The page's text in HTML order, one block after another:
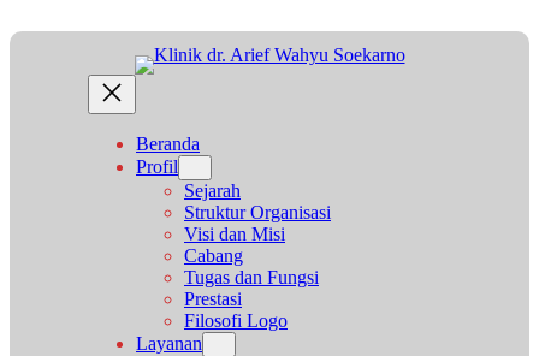
ke
Beranda
Profil
Sejarah
Struktur Organisasi
Visi dan Misi
Cabang
Tugas dan Fungsi
Prestasi
Filosofi Logo
Layanan